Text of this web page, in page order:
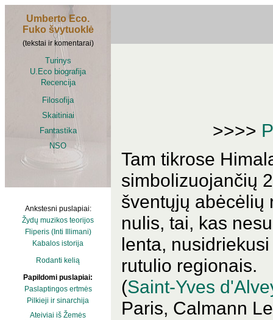
Umberto Eco.
Fuko švytuoklė
(tekstai ir komentarai)
Turinys
U.Eco biografija
Recencija
Filosofija
Skaitiniai
Fantastika
NSO
Ankstesni puslapiai:
Žydų muzikos teorijos
Fliperis (Inti Illimani)
Kabalos istorija
Rodanti kelią
Papildomi puslapiai:
Paslaptingos ertmės
Pilkieji ir sinarchija
Ateiviai iš Žemės
>>>>
Tam tikrose
simbolizuojančių
šventųjų abėcėlių
nulis, tai, kas
lenta,
rutulio regionais.
(Saint-Yves
Paris, Calmann